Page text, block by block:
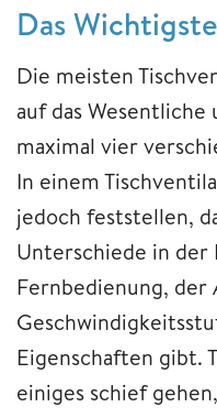
Das
Die meisten
auf das
maximal vier
In einem
jedoch feststellen,
Unterschiede in
Fernbedienung, der
Eigenschaften gibt.
einiges schief